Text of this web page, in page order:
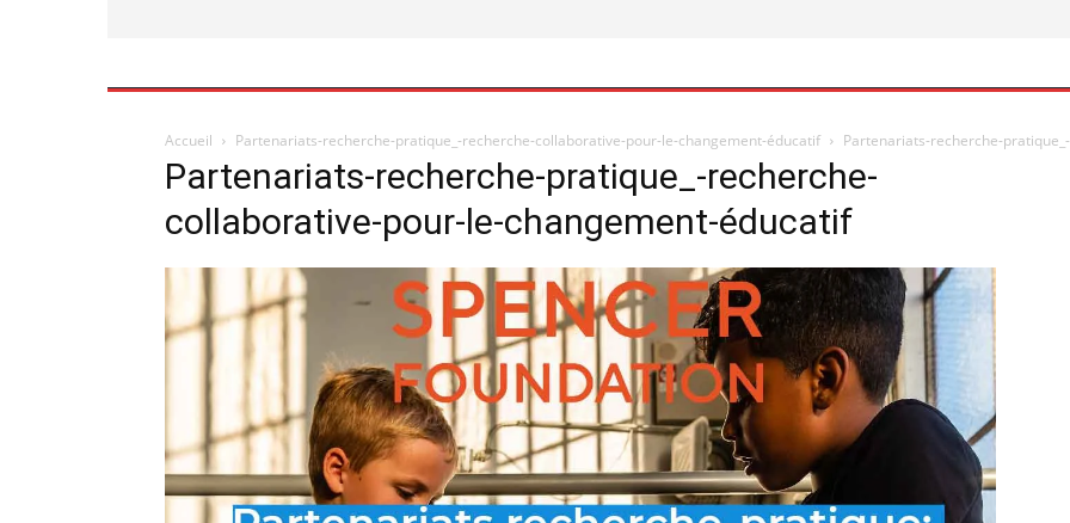
Accueil Partenariats-recherche-pratique_-recherche-collaborative-pour-le-changement-éducatif Partenariats-recherche-
Partenariats-recherche-pratique_-recherche-
collaborative-pour-le-changement-éducatif